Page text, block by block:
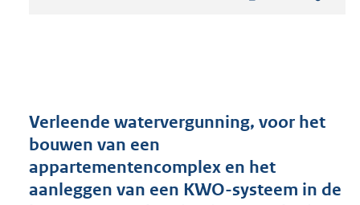
r
t
t
Verleende watervergunning, voor het
bouwen van een
appartementencomplex en het
aanleggen van een KWO-systeem in de